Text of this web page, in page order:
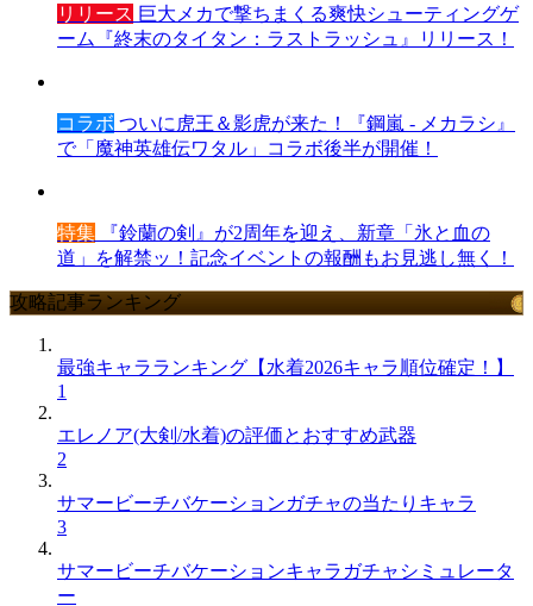
リリース 巨大メカで撃ちまくる爽快シューティングゲ
ーム『終末のタイタン：ラストラッシュ』リリース！
コラボ ついに虎王＆影虎が来た！『鋼嵐 - メカラシ』
で「魔神英雄伝ワタル」コラボ後半が開催！
特集 『鈴蘭の剣』が2周年を迎え、新章「氷と血の
道」を解禁ッ！記念イベントの報酬もお見逃し無く！
攻略記事ランキング
最強キャラランキング【水着2026キャラ順位確定！】
1
エレノア(大剣/水着)の評価とおすすめ武器
2
サマービーチバケーションガチャの当たりキャラ
3
サマービーチバケーションキャラガチャシミュレータ
ー